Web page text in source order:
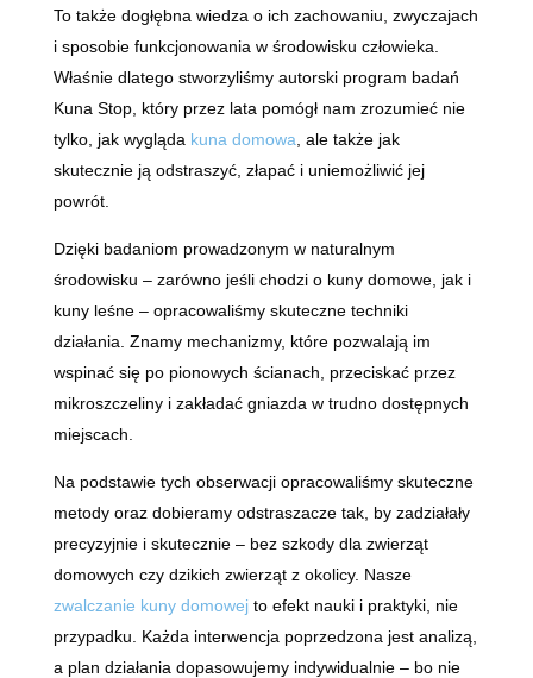
To także dogłębna wiedza o ich zachowaniu, zwyczajach
i sposobie funkcjonowania w środowisku człowieka.
Właśnie dlatego stworzyliśmy autorski program badań
Kuna Stop, który przez lata pomógł nam zrozumieć nie
tylko, jak wygląda kuna domowa , ale także jak
skutecznie ją odstraszyć, złapać i uniemożliwić jej
powrót.
Dzięki badaniom prowadzonym w naturalnym
środowisku – zarówno jeśli chodzi o kuny domowe, jak i
kuny leśne – opracowaliśmy skuteczne techniki
działania. Znamy mechanizmy, które pozwalają im
wspinać się po pionowych ścianach, przeciskać przez
mikroszczeliny i zakładać gniazda w trudno dostępnych
miejscach.
Na podstawie tych obserwacji opracowaliśmy skuteczne
metody oraz dobieramy odstraszacze tak, by zadziałały
precyzyjnie i skutecznie – bez szkody dla zwierząt
domowych czy dzikich zwierząt z okolicy. Nasze
zwalczanie kuny domowejto efekt nauki i praktyki, nie
przypadku. Każda interwencja poprzedzona jest analizą,
a plan działania dopasowujemy indywidualnie – bo nie